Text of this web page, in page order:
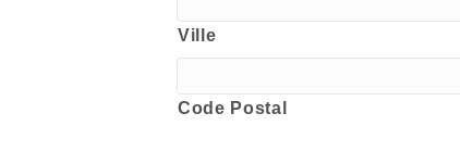
Ville
Code Postal